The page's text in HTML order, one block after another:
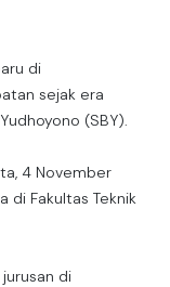
di
sejak era
(SBY).
4 November
di Fakultas Teknik
di